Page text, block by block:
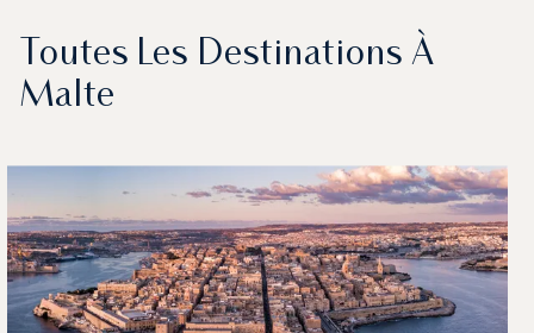
Toutes Les Destinations À
Malte